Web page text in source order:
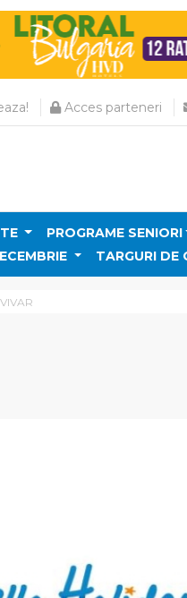
Acces parteneri
PROGRAME SENIORI
TARGURI DE
VIVAR